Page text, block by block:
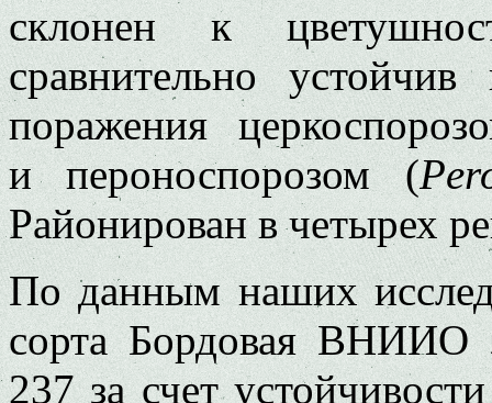
склонен к
сравнительно
поражения
и пероноспорозом (
Районирован в четырех
По данным наших
сорта Бордовая ВНИИО
237 за счет